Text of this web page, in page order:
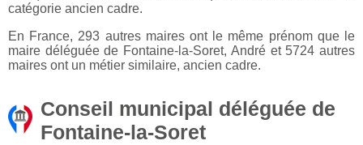
catégorie ancien cadre.
En France, 293 autres maires ont le même prénom que le
maire déléguée de Fontaine-la-Soret, André et 5724 autres
maires ont un métier similaire, ancien cadre.
Conseil municipal déléguée de
Fontaine-la-Soret